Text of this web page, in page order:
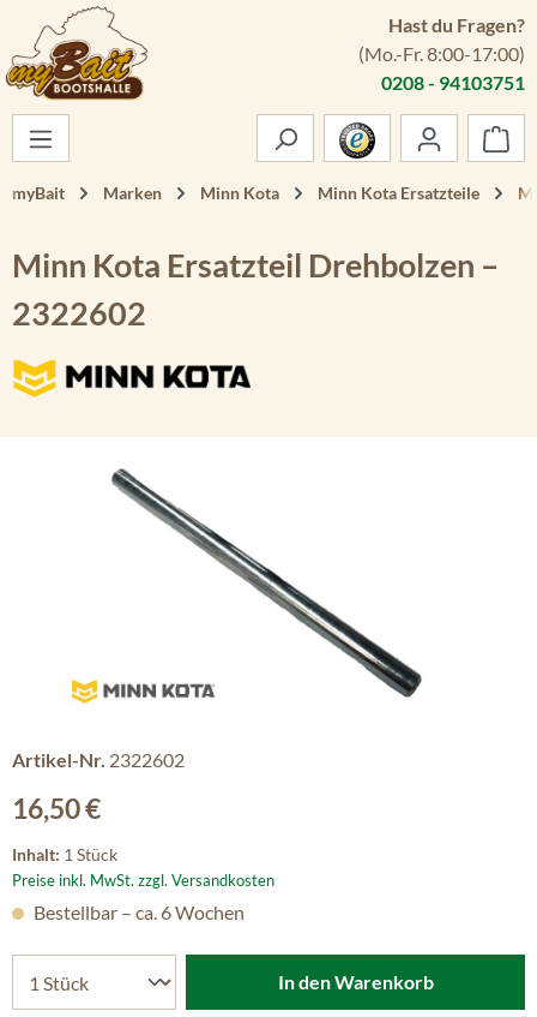
Zum Hauptinhalt springen
Hast du Fragen?
(Mo.-Fr. 8:00-17:00)
0208 - 94103751
myBait Marken Minn Kota Minn Kota Ersatzteile
Minn Kota Ersatzteil Drehbolzen –
2322602
Artikel-Nr. 2322602
Regulärer Preis:
16,50 €
Inhalt: 1 Stück
Preise inkl. MwSt. zzgl. Versandkosten
Bestellbar – ca. 6 Wochen
In den Warenkorb